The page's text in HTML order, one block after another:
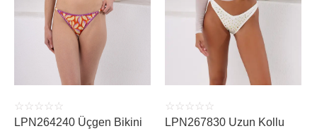
ÜRÜNÜ İNCELE
☆ ☆ ☆ ☆ ☆
LPN264240 Üçgen Bikini
ÜRÜNÜ İNCELE
☆ ☆ ☆ ☆ ☆
LPN267830 Uzun Kollu